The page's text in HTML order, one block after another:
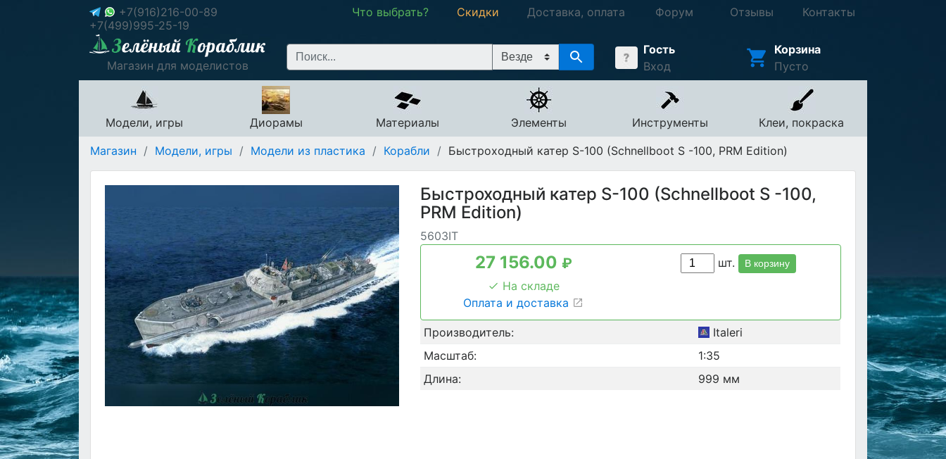
+7(916)216-00-89
+7(499)995-25-19
Что выбрать? Скидки Доставка, оплата Форум Отзывы Контакты
Магазин для моделистов
Гость
Вход
Корзина
Пусто
Модели, игры Диорамы Материалы Элементы Инструменты
Клеи, покраска
Магазин / Модели, игры / Модели из пластика / Корабли / Быстроходный катер S-100 (Schnellboot S -100, PRM Edition)
Быстроходный катер S-100 (Schnellboot S -100,
PRM Edition)
5603IT
27 156.00 ₽
На складе
Оплата и доставка
шт. В корзину
Производитель:
Italeri
Масштаб:
1:35
Длина:
999 мм